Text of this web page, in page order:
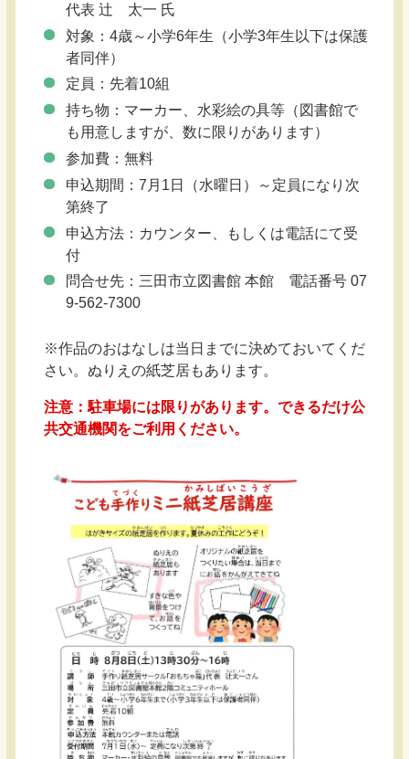
代表 辻 太一 氏
対象：4歳～小学6年生（小学3年生以下は保護
者同伴）
定員：先着10組
持ち物：マーカー、水彩絵の具等（図書館で
も用意しますが、数に限りがあります）
参加費：無料
申込期間：7月1日（水曜日）～定員になり次
第終了
申込方法：カウンター、もしくは電話にて受
付
問合せ先：三田市立図書館 本館 電話番号 07
9-562-7300
※作品のおはなしは当日までに決めておいてくだ
さい。ぬりえの紙芝居もあります。
注意：駐車場には限りがあります。できるだけ公
共交通機関をご利用ください。